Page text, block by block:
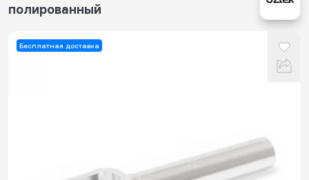
Бесплатная доставка
полированный